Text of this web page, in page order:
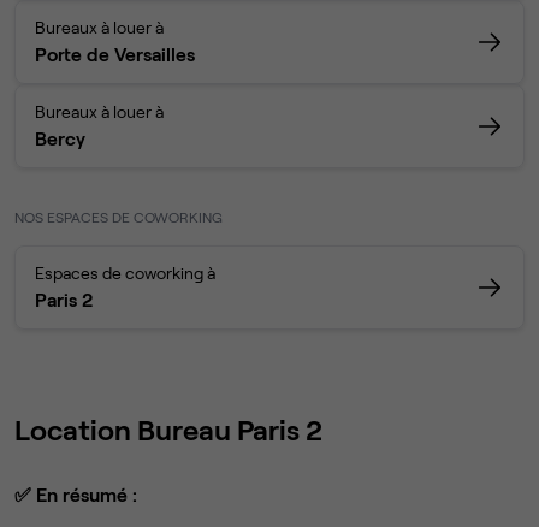
Bureaux à louer à
Porte de Versailles
Bureaux à louer à
Bercy
NOS ESPACES DE COWORKING
Espaces de coworking à
Paris 2
Location Bureau Paris 2
✅ En résumé :